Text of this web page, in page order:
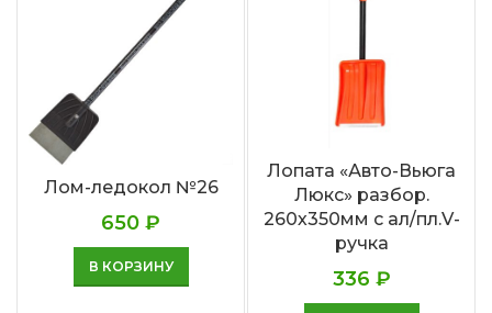
Лом-ледокол №26
650 ₽
В КОРЗИНУ
Лопата «Авто-Вьюга
Люкс» разбор.
260х350мм с ал/пл.V-
ручка
336 ₽